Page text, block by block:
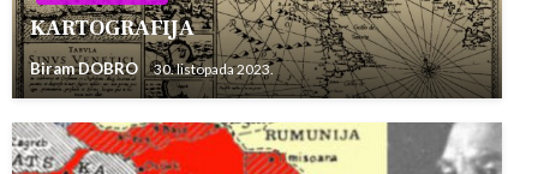
KARTOGRAFIJA
Biram DOBRO 30. listopada 2023.